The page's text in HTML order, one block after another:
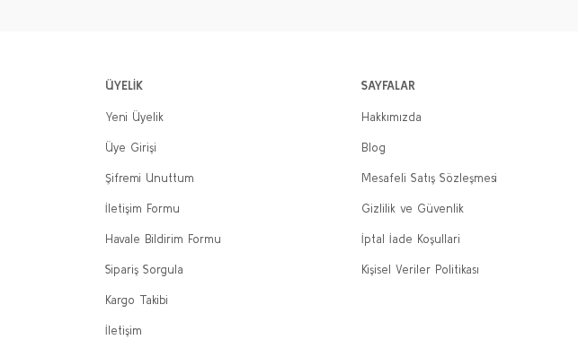
ÜYELİK
Yeni Üyelik
Üye Girişi
Şifremi Unuttum
İletişim Formu
Havale Bildirim Formu
Sipariş Sorgula
Kargo Takibi
İletişim
SAYFALAR
Hakkımızda
Blog
Mesafeli Satış Sözleşmesi
Gizlilik ve Güvenlik
İptal İade Koşullari
Kişisel Veriler Politikası